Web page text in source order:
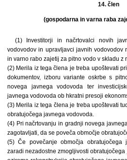
14. člen
(gospodarna in varna raba
(1) Investitorji in načrtovalci novih
vodovodov in upravljavci javnih vodovodov
in varno rabo zajetij za pitno vodo v skladu z
(2) Merila iz tega člena je treba upoštevati
dokumentov, izboru variante oskrbe s
novega javnega vodovoda ter
javnega vodovoda ob hkratni presoji
(3) Merila iz tega člena je treba upoštevati
obratujočega javnega vodovoda.
(4) Pri načrtovanju in gradnji novega
zagotavljati, da se poveča območje
(5) Če povečanje območja obratujočega
zaradi nezadostne zmogljivosti